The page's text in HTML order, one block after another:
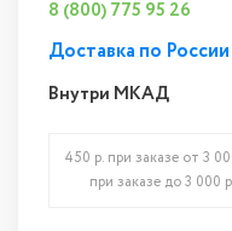
8 (800) 775 95 26
Доставка по России
Внутри МКАД
450 р. при заказе от 3
при заказе до 3 000